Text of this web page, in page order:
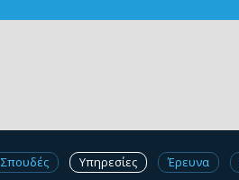
Σπουδές Υπηρεσίες Έρευνα